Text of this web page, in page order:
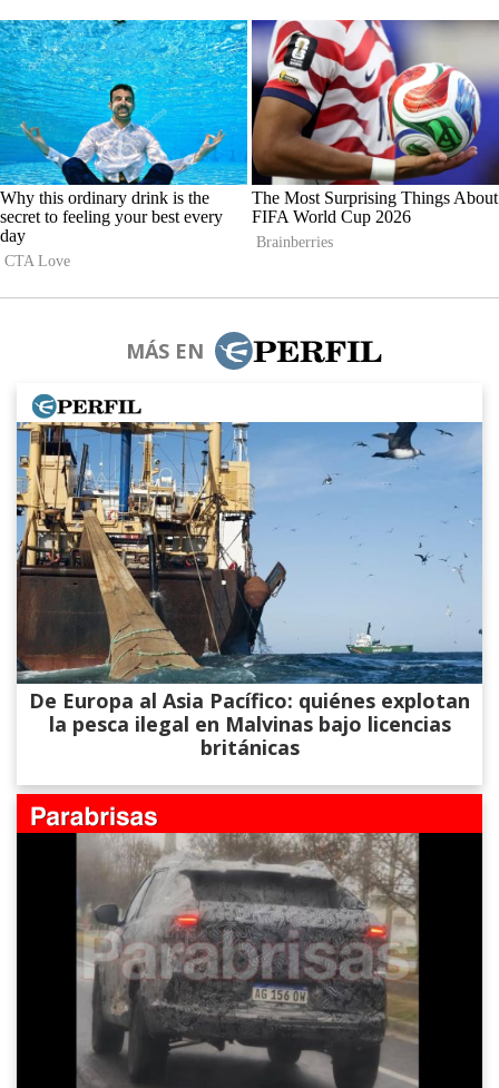
MÁS EN
De Europa al Asia Pacífico: quiénes explotan
la pesca ilegal en Malvinas bajo licencias
británicas